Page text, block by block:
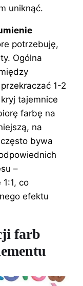
uniknąć.
potrzebuję,
Ogólna
1-2
tajemnice
farbę na
na
bywa
–
co
efektu
farb